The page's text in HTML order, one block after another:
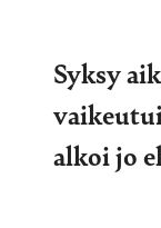
Syksy
alkoi jo